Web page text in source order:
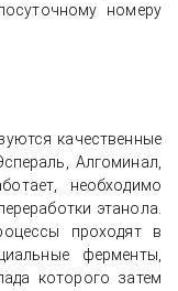
номеру
качественные
Алгоминал,
необходимо
этанола.
проходят в
ферменты,
которого затем